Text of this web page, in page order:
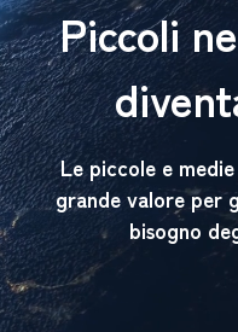
Piccoli
Le piccole e
grande valore per
bisogno